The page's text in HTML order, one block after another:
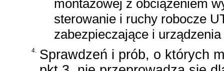
montażowej z obciążeniem
sterowanie i ruchy robocze
zabezpieczające i urządzenia
4. Sprawdzeń i prób, o których